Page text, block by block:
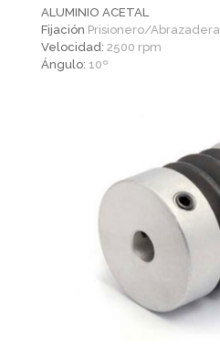
ALUMINIO ACETAL
Fijación Prisionero/Abrazadera
Velocidad: 2500 rpm
Ángulo: 10º